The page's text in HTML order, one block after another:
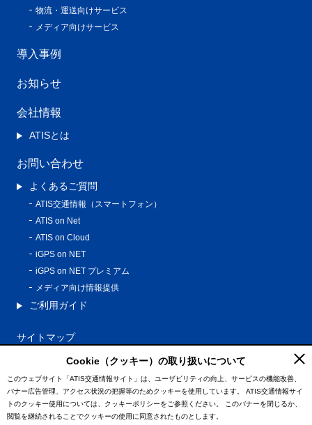
物流・運送向けサービス
メディア向けサービス
導入事例
お知らせ
会社情報
ATISとは
お問い合わせ
よくあるご質問
ATIS交通情報（スマートフォン）
ATIS on Net
ATIS on Cloud
iGPS on NET
iGPS on NET プレミアム
メディア向け情報提供
ご利用ガイド
サイトマップ
プライバシーポリシー
利用規約
特定商取引法に基づく表記
情報の外部通信について
Cookie（クッキー）の取り扱いについて
このウェブサイト「ATIS交通情報サイト」は、ユーザビリティの向上、サービスの機能改善、
バナー広告管理、アクセス状況の把握等のためクッキーを使用しています。
ATIS交通情報サイ
トのクッキー使用については、クッキーポリシーをご参照ください。
このバナーを閉じるか、
閲覧を継続されることでクッキーの使用に同意されたものとします。